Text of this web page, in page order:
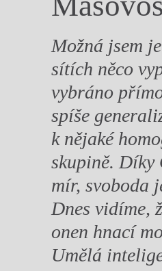
Výroční ceny
Možná jsem
sítích něco
vybráno
spíše
k nějaké
skupině. Díky
mír, svoboda
Dnes vidíme,
onen hnací
Umělá